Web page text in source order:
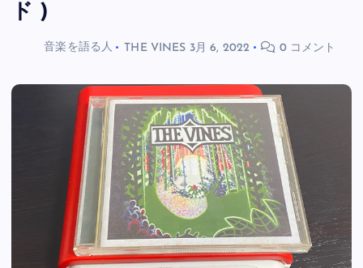
ド )
音楽を語る人 THE VINES 3月 6, 2022 0 コメント